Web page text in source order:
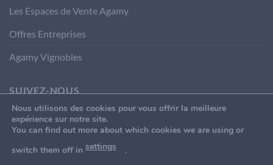
Les Espaces de Vente Agamy
Offres Entreprises
Agamy Vignobles
SUIVEZ-NOUS
Nous utilisons des cookies pour vous offrir la meilleure
expérience sur notre site.
You can find out more about which cookies we are using or
switch them off in settings .